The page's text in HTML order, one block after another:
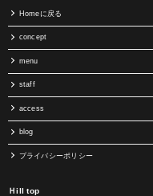
Homeに戻る
concept
menu
staff
access
blog
プライバシーポリシー
Ｈill top